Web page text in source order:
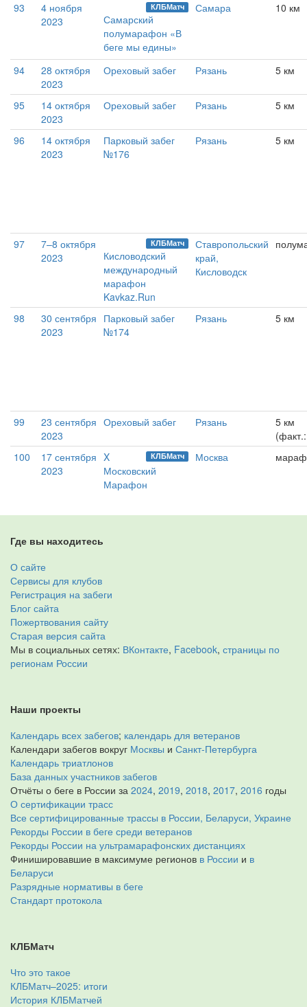
93
4 ноября
2023
КЛБМатч
Самарский
полумарафон «В
беге мы едины»
Самара 10 км
94
28 октября
2023
Ореховый забег Рязань 5 км
95
14 октября
2023
Ореховый забег Рязань 5 км
96
14 октября
2023
Парковый забег
№176
Рязань 5 км
97
7–8 октября
2023
КЛБМатч
Кисловодский
международный
марафон
Kavkaz.Run
Ставропольский
край,
Кисловодск
98
30 сентября
2023
Парковый забег
№174
Рязань 5 км
99
23 сентября
2023
Ореховый забег Рязань
5 км
100
17 сентября
2023
КЛБМатч
X
Московский
Марафон
Москва
Где вы находитесь
О сайте
Сервисы для клубов
Регистрация на забеги
Блог сайта
Пожертвования сайту
Старая версия сайта
Мы в социальных сетях: ВКонтакте, Facebook, страницы по
регионам России
Наши проекты
Календарь всех забегов; календарь для ветеранов
Календари забегов вокруг Москвы и Санкт-Петербурга
Календарь триатлонов
База данных участников забегов
Отчёты о беге в России за 2024, 2019, 2018, 2017, 2016 годы
О сертификации трасс
Все сертифицированные трассы в России, Беларуси, Украине
Рекорды России в беге среди ветеранов
Рекорды России на ультрамарафонских дистанциях
Финишировавшие в максимуме регионов в России и в
Беларуси
Разрядные нормативы в беге
Стандарт протокола
КЛБМатч
Что это такое
КЛБМатч–2025: итоги
История КЛБМатчей